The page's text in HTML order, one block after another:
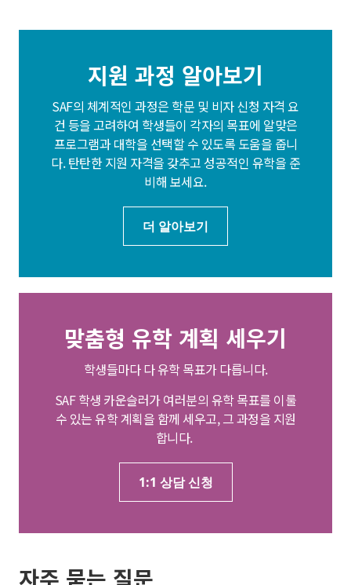
지원 과정 알아보기
SAF의 체계적인 과정은 학문 및 비자 신청 자격 요
건 등을 고려하여 학생들이 각자의 목표에 알맞은
프로그램과 대학을 선택할 수 있도록 도움을 줍니
다. 탄탄한 지원 자격을 갖추고 성공적인 유학을 준
비해 보세요.
더 알아보기
맞춤형 유학 계획 세우기
학생들마다 다 유학 목표가 다릅니다.
SAF 학생 카운슬러가 여러분의 유학 목표를 이룰
수 있는 유학 계획을 함께 세우고, 그 과정을 지원
합니다.
1:1 상담 신청
자주 묻는 질문